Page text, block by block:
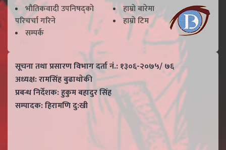
भाैतिकवादी उपनिषद्काे
परिचर्चा गरिने
हाम्राे बारेमा
हाम्राे टिम
सम्पर्क
सूचना तथा प्रसारण विभाग दर्ता नं.: १३०६-२०७५/ ७६
अध्यक्ष: रामसिंह बुढाथाेकी
प्रबन्ध निर्देशक: हुकुम बहादुर सिंह
सम्पादक: हिरामणि दु:खी